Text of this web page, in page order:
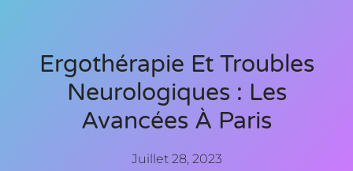
Ergothérapie Et Troubles
Neurologiques : Les
Avancées À Paris
Juillet 28, 2023